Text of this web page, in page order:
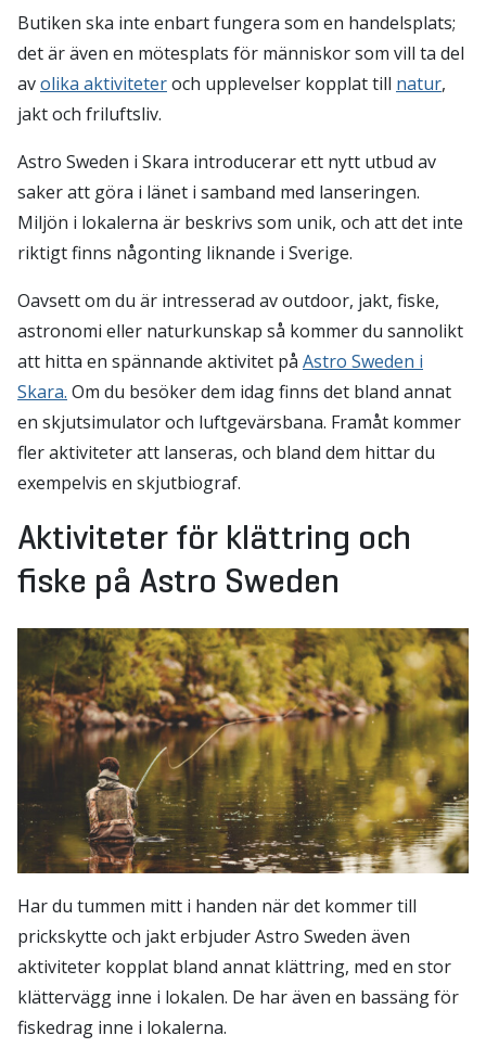
Butiken ska inte enbart fungera som en handelsplats;
det är även en mötesplats för människor som vill ta del
avolika aktiviteteroch upplevelser kopplat till natur,
jakt och friluftsliv.
Astro Sweden i Skara introducerar ett nytt utbud av
saker att göra i länet i samband med lanseringen.
Miljön i lokalerna är beskrivs som unik, och att det inte
riktigt finns någonting liknande i Sverige.
Oavsett om du är intresserad av outdoor, jakt, fiske,
astronomi eller naturkunskap så kommer du sannolikt
att hitta en spännande aktivitet på Astro Sweden i
Skara. Om du besöker dem idag finns det bland annat
en skjutsimulator och luftgevärsbana. Framåt kommer
fler aktiviteter att lanseras, och bland dem hittar du
exempelvis en skjutbiograf.
Aktiviteter för klättring och
fiske på Astro Sweden
Har du tummen mitt i handen när det kommer till
prickskytte och jakt erbjuder Astro Sweden även
aktiviteter kopplat bland annat klättring, med en stor
klättervägg inne i lokalen. De har även en bassäng för
fiskedrag inne i lokalerna.